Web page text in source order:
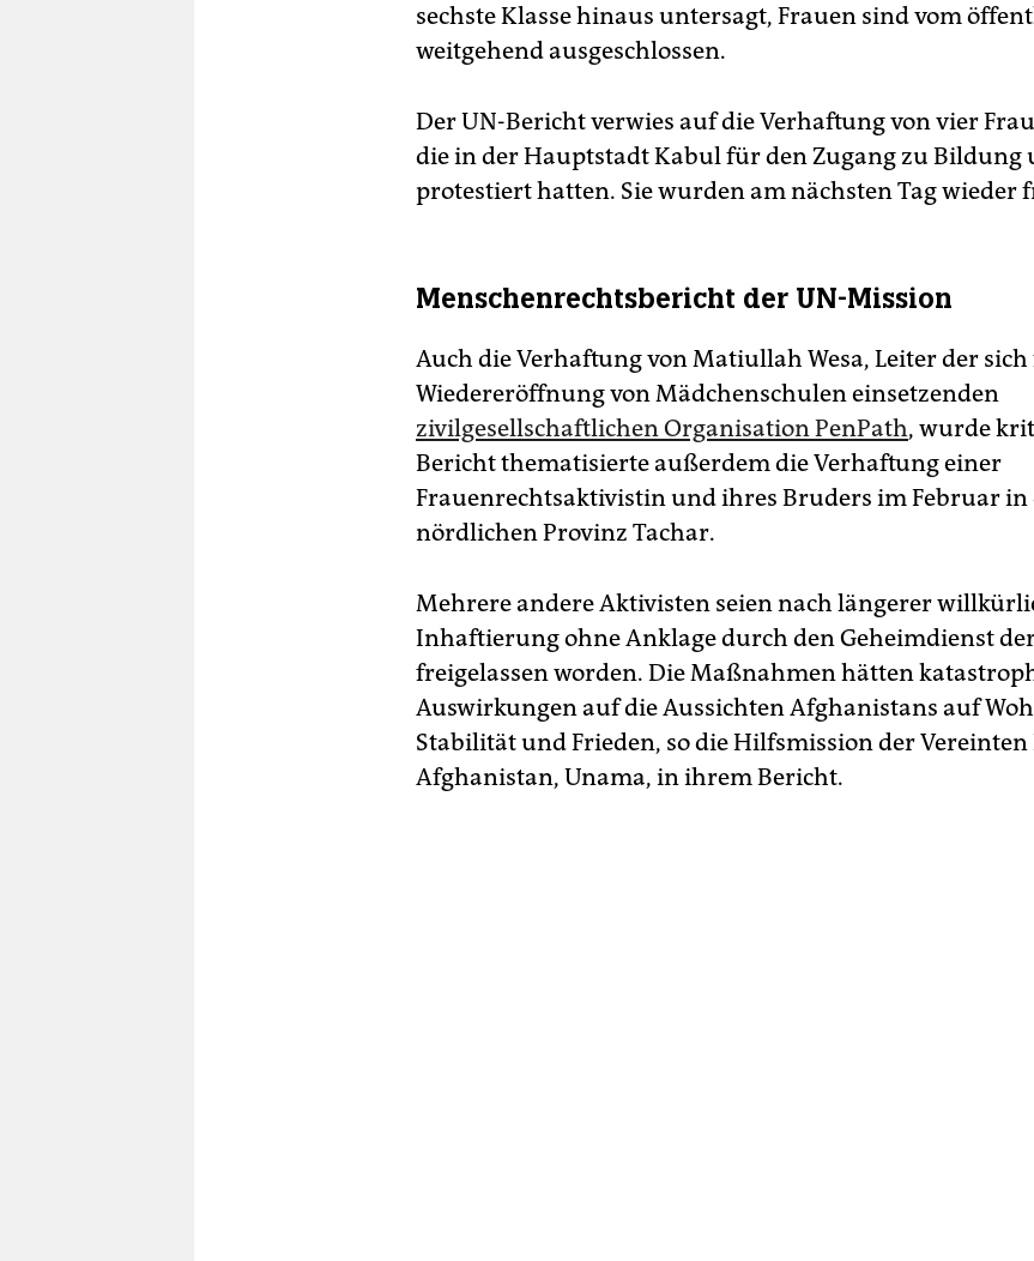
sechste Klasse hinaus untersagt, Frauen sind vom
weitgehend ausgeschlossen.
Der UN-Bericht verwies auf die Verhaftung von vier
die in der Hauptstadt Kabul für den Zugang zu Bildung
protestiert hatten. Sie wurden am nächsten Tag wieder
Menschenrechtsbericht der UN-Mission
Auch die Verhaftung von Matiullah Wesa, Leiter der
Wiedereröffnung von Mädchenschulen einsetzenden
zivilgesellschaftlichen Organisation PenPath, wurde
Bericht thematisierte außerdem die Verhaftung einer
Frauenrechtsaktivistin und ihres Bruders im Februar in
nördlichen Provinz Tachar.
Mehrere andere Aktivisten seien nach längerer
Inhaftierung ohne Anklage durch den Geheimdienst
freigelassen worden. Die Maßnahmen hätten
Auswirkungen auf die Aussichten Afghanistans auf
Stabilität und Frieden, so die Hilfsmission der
Afghanistan, Unama, in ihrem Bericht.